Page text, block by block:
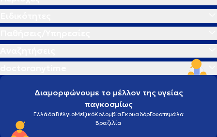
Διαμορφώνουμε το μέλλον της υγείας
παγκοσμίως
ΕλλάδαΒέλγιοΜεξικόΚολομβίαΕκουαδόρΓουατεμάλα
Βραζιλία